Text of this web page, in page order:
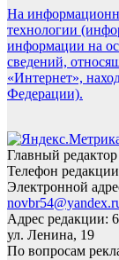
На
технологии
информации на
сведений,
«Интернет»,
Федерации).
Главный
Телефон
Электронной
Адрес редакции:
ул. Ленина, 19
По вопросам